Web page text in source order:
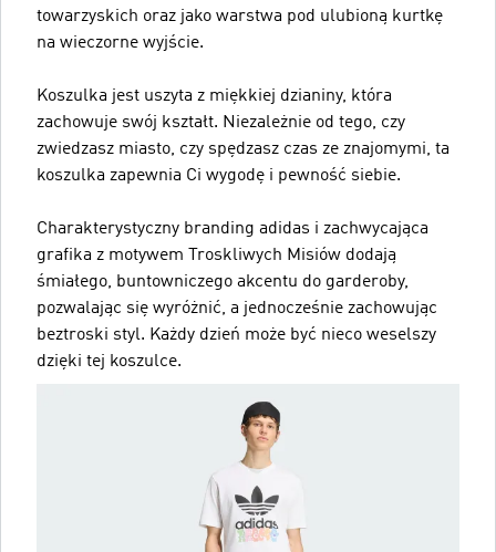
towarzyskich oraz jako warstwa pod ulubioną kurtkę
na wieczorne wyjście.
Koszulka jest uszyta z miękkiej dzianiny, która
zachowuje swój kształt. Niezależnie od tego, czy
zwiedzasz miasto, czy spędzasz czas ze znajomymi, ta
koszulka zapewnia Ci wygodę i pewność siebie.
Charakterystyczny branding adidas i zachwycająca
grafika z motywem Troskliwych Misiów dodają
śmiałego, buntowniczego akcentu do garderoby,
pozwalając się wyróżnić, a jednocześnie zachowując
beztroski styl. Każdy dzień może być nieco weselszy
dzięki tej koszulce.